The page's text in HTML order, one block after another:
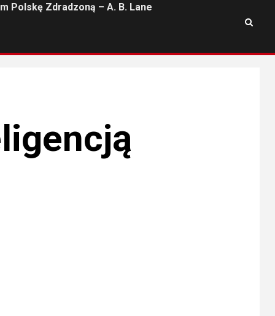
Polskę Zdradzoną – A. B. Lane